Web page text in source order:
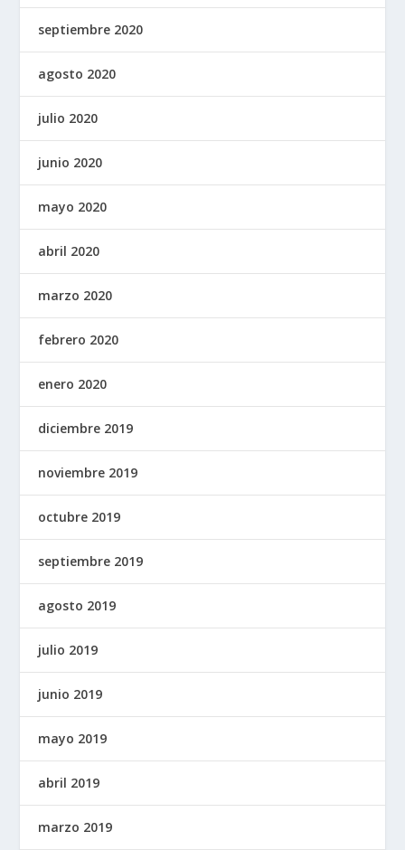
septiembre 2020
agosto 2020
julio 2020
junio 2020
mayo 2020
abril 2020
marzo 2020
febrero 2020
enero 2020
diciembre 2019
noviembre 2019
octubre 2019
septiembre 2019
agosto 2019
julio 2019
junio 2019
mayo 2019
abril 2019
marzo 2019